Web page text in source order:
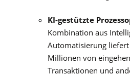
KI-gestützte
Kombination aus
Automatisierung
Millionen von
Transaktionen und